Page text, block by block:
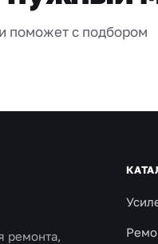
поможет с подбором
ремонта,